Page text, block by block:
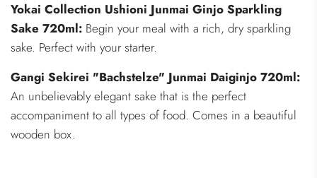
Yokai Collection Ushioni Junmai Ginjo Sparkling
Sake 720ml: Begin your meal with a rich, dry sparkling
sake. Perfect with your starter.
Gangi Sekirei "Bachstelze" Junmai Daiginjo 720ml:
An unbelievably elegant sake that is the perfect
accompaniment to all types of food. Comes in a beautiful
wooden box.